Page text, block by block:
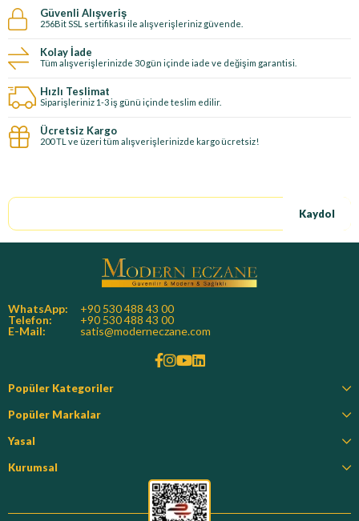
Güvenli Alışveriş
256Bit SSL sertifikası ile alışverişleriniz güvende.
Kolay İade
Tüm alışverişlerinizde 30 gün içinde iade ve değişim garantisi.
Hızlı Teslimat
Siparişleriniz 1-3 iş günü içinde teslim edilir.
Ücretsiz Kargo
200 TL ve üzeri tüm alışverişlerinizde kargo ücretsiz!
Kaydol
WhatsApp:
+90 530 488 43 00
Telefon:
+90 530 488 43 00
E-Mail:
satis@moderneczane.com
Popüler Kategoriler
Popüler Markalar
Yasal
Kurumsal